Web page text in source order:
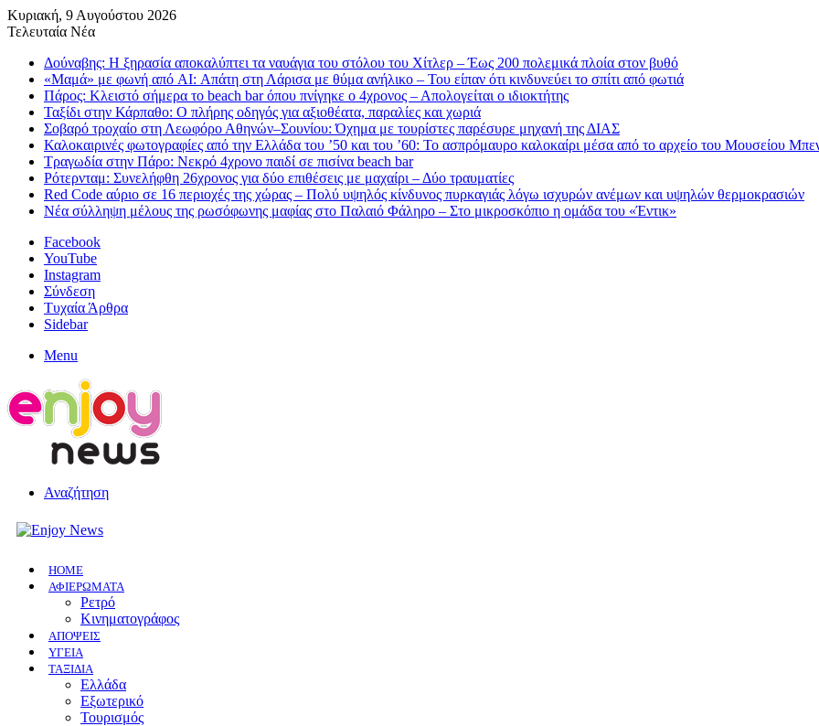
Κυριακή, 9 Αυγούστου 2026
Τελευταία Νέα
Δούναβης: Η ξηρασία αποκαλύπτει τα ναυάγια του στόλου του Χίτλερ – Έως 200 πολεμικά πλοία στον βυθό
«Μαμά» με φωνή από AI: Απάτη στη Λάρισα με θύμα ανήλικο – Του είπαν ότι κινδυνεύει το σπίτι από φωτιά
Πάρος: Κλειστό σήμερα το beach bar όπου πνίγηκε ο 4χρονος – Απολογείται ο ιδιοκτήτης
Ταξίδι στην Κάρπαθο: Ο πλήρης οδηγός για αξιοθέατα, παραλίες και χωριά
Σοβαρό τροχαίο στη Λεωφόρο Αθηνών–Σουνίου: Όχημα με τουρίστες παρέσυρε μηχανή της ΔΙΑΣ
Καλοκαιρινές φωτογραφίες από την Ελλάδα του ’50 και του ’60: Το ασπρόμαυρο καλοκαίρι μέσα από το αρχείο του Μουσείου
Τραγωδία στην Πάρο: Νεκρό 4χρονο παιδί σε πισίνα beach bar
Ρότερνταμ: Συνελήφθη 26χρονος για δύο επιθέσεις με μαχαίρι – Δύο τραυματίες
Red Code αύριο σε 16 περιοχές της χώρας – Πολύ υψηλός κίνδυνος πυρκαγιάς λόγω ισχυρών ανέμων και υψηλών θερμοκρασιών
Νέα σύλληψη μέλους της ρωσόφωνης μαφίας στο Παλαιό Φάληρο – Στο μικροσκόπιο η ομάδα του «Έντικ»
Facebook
YouTube
Instagram
Σύνδεση
Τυχαία Άρθρα
Sidebar
Menu
Αναζήτηση
HOME
ΑΦΙΕΡΩΜΑΤΑ
Ρετρό
Κινηματογράφος
ΑΠΟΨΕΙΣ
ΥΓΕΙΑ
ΤΑΞΙΔΙΑ
Ελλάδα
Εξωτερικό
Τουρισμός